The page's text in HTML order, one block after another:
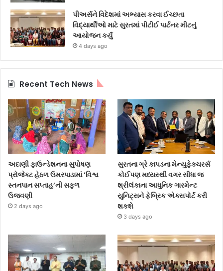
પીઅર્સને વિદેશમાં અભ્યાસ કરવા ઈચ્છતા
વિદ્યાર્થીઓ માટે સુરતમાં પીટીઈ પાર્ટનર મીટનું
આયોજન કર્યું
4 days ago
Recent Tech News
અદાણી ફાઉન્ડેશનના સુપોષણ
પ્રોજેક્ટ હેઠળ ઉમરપાડામાં ‘વિશ્વ
સ્તનપાન સપ્તાહ’ની સફળ
ઉજવણી
2 days ago
સુરતના ગ્રે કાપડના મેન્યુફેક્ચરર્સ
કોઈપણ મધ્યસ્થી વગર સીધા જ
શ્રીલંકાના આધુનિક ગારમેન્ટ
યુનિટ્સને ફેબ્રિક એક્સપોર્ટ કરી
શકશે
3 days ago